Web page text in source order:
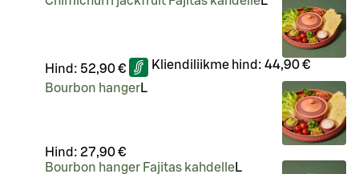
Hind: 52,90 € Kliendiliikme hind: 44,90 €
Bourbon hangerL
Hind: 27,90 €
Bourbon hanger Fajitas kahdelleL